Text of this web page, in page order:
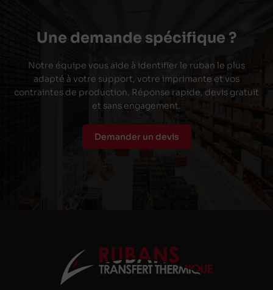
Une demande spécifique ?
Notre équipe vous aide à identifier le ruban le plus
adapté à votre support, votre imprimante et vos
contraintes de production. Réponse rapide, devis gratuit
et sans engagement.
Demander un devis